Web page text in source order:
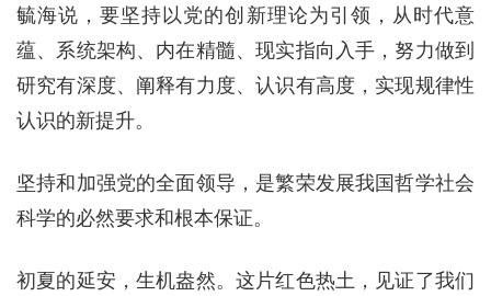
毓海说，要坚持以党的创新理论为引领，从时代意
蕴、系统架构、内在精髓、现实指向入手，努力做到
研究有深度、阐释有力度、认识有高度，实现规律性
认识的新提升。
坚持和加强党的全面领导，是繁荣发展我国哲学社会
科学的必然要求和根本保证。
初夏的延安，生机盎然。这片红色热土，见证了我们